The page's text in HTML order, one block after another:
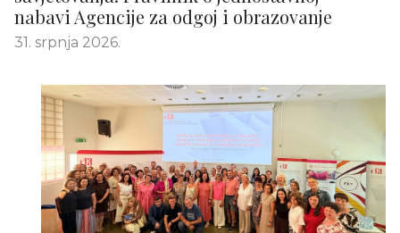
nabavi Agencije za odgoj i obrazovanje
31. srpnja 2026.